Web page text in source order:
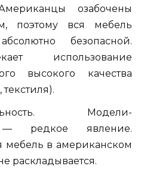
озабочены
поэтому вся мебель
безопасной.
использование
высокого качества
Модели-
— редкое явление.
мебель в американском
раскладывается.